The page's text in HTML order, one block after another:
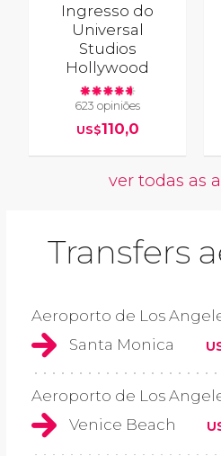
Ingresso do
Universal
Studios
Hollywood
623 opiniões
US$110,0
ver todas as
Transfers
Aeroporto de Los
Santa Monica
Aeroporto de Los
Venice Beach